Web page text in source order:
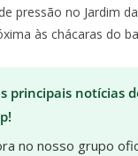
pressão no Jardim
às chácaras do
principais notícias
no nosso grupo